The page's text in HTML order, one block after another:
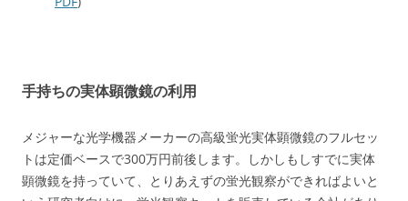
手持ちの実体顕微鏡の利用
メジャーな光学機器メーカーの高級蛍光実体顕微鏡のフルセッ
トは定価ベースで300万円前後します。しかしもしすでに実体
顕微鏡を持っていて、とりあえずの蛍光観察ができればよいと